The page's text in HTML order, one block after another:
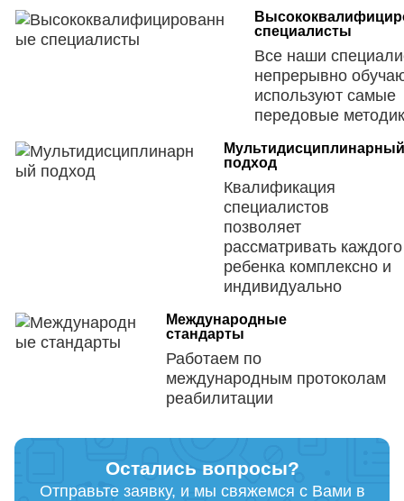
специалисты
Все наши
непрерывно
используют самые
передовые
Мультидисциплинарный
подход
Квалификация
специалистов
позволяет
рассматривать каждого
ребенка комплексно и
индивидуально
Международные
стандарты
Работаем по
международным протоколам
реабилитации
Остались вопросы?
Отправьте заявку, и мы свяжемся с Вами в